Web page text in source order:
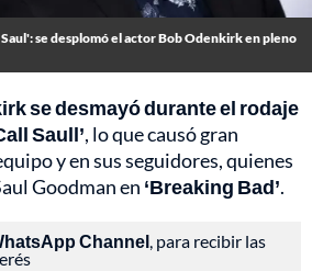
se desplomó el actor Bob Odenkirk en pleno
se desmayó durante el rodaje
Saull’, lo que causó gran
y en sus seguidores, quienes
Goodman en ‘Breaking Bad’.
Channel, para recibir las